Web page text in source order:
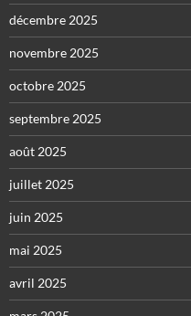
décembre 2025
novembre 2025
octobre 2025
septembre 2025
août 2025
juillet 2025
juin 2025
mai 2025
avril 2025